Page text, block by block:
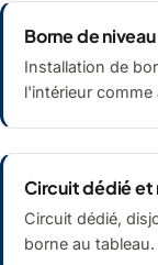
Borne de
Installation de
l'intérieur comme
Circuit dédié et
Circuit dédié,
borne au tableau.